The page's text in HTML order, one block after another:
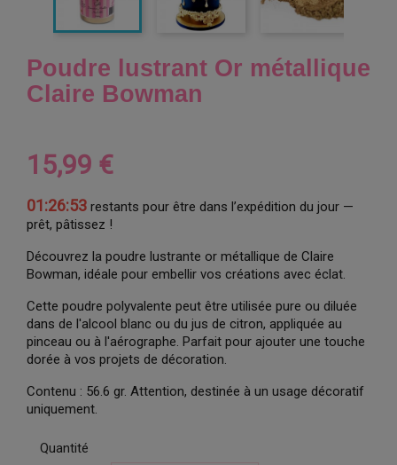
Poudre lustrant Or métallique
Claire Bowman
15,99 €
01:26:52 restants pour être dans l’expédition du jour —
prêt, pâtissez !
Découvrez la poudre lustrante or métallique de Claire
Bowman, idéale pour embellir vos créations avec éclat.
Cette poudre polyvalente peut être utilisée pure ou diluée
dans de l'alcool blanc ou du jus de citron, appliquée au
pinceau ou à l'aérographe. Parfait pour ajouter une touche
dorée à vos projets de décoration.
Contenu : 56.6 gr. Attention, destinée à un usage décoratif
uniquement.
Quantité